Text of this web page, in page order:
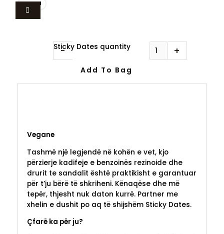
200ml
-
Sticky Dates quantity +
Add To Bag
Vegane
Tashmë një legjendë në kohën e vet, kjo
përzierje kadifeje e benzoinës rezinoide dhe
drurit te sandalit është praktikisht e garantuar
për t’ju bërë të shkriheni. Kënaqëse dhe më
tepër, thjesht nuk daton kurrë. Partner me
xhelin e dushit po aq të shijshëm Sticky Dates.
Çfarë ka për ju?